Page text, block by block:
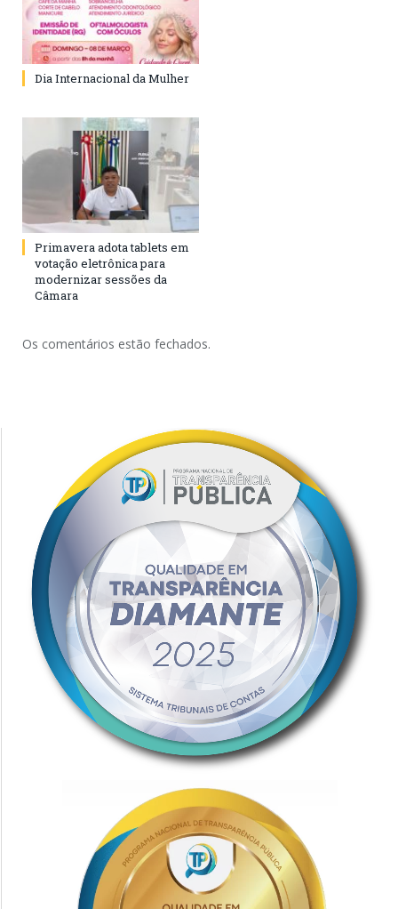
Dia Internacional da Mulher
Primavera adota tablets em
votação eletrônica para
modernizar sessões da
Câmara
Os comentários estão fechados.